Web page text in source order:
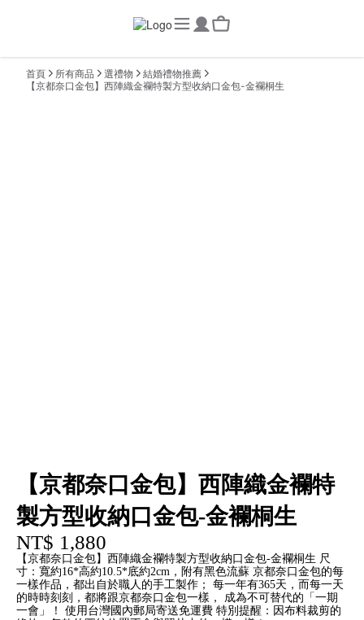
首頁 所有商品 選禮物
結婚禮物推薦
【京都奈口金包】西陣織金襴特製方型收納口金包-金襴桐生
【京都奈口金包】西陣織金襴特
製方型收納口金包-金襴桐生
NT$ 1,880
【京都奈口金包】西陣織金襴特製方型收納口金包-金襴桐生 尺
寸：寬約16*高約10.5*底約2cm，附有黑色流蘇 京都奈口金包的每
一樣作品，都出自於職人的手工製作； 每一年有365天，而每一天
的時時刻刻，都將跟京都奈口金包一樣， 成為不可替代的「一期
一會」！ 使用台灣國內郵局寄送免運費 特別提醒：因布料裁剪的